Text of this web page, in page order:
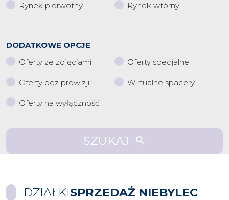
Rynek pierwotny
Rynek wtórny
DODATKOWE OPCJE
Oferty ze zdjęciami
Oferty specjalne
Oferty bez prowizji Wirtualne spacery
Oferty na wyłączność
SZUKAJ
DZIAŁKISPRZEDAŻ NIEBYLEC